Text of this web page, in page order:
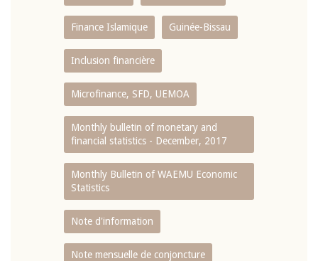
Finance Islamique Guinée-Bissau
Inclusion financière
Microfinance, SFD, UEMOA
Monthly bulletin of monetary and
financial statistics - December, 2017
Monthly Bulletin of WAEMU Economic
Statistics
Note d'information
Note mensuelle de conjoncture